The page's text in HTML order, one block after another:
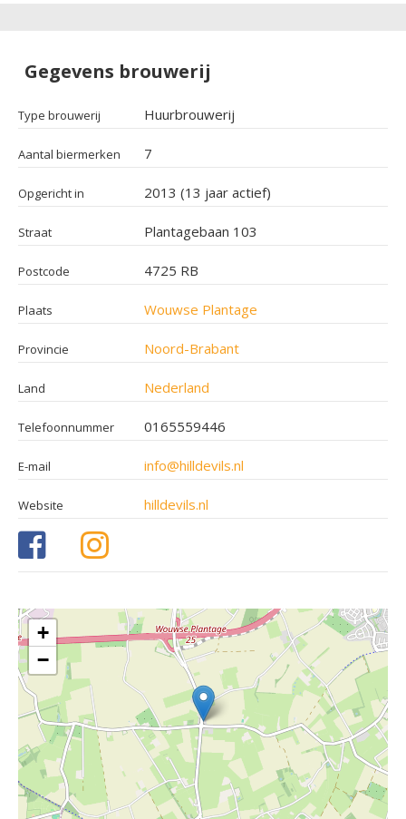
Gegevens brouwerij
Type brouwerij Huurbrouwerij
Aantal biermerken 7
Opgericht in 2013 (13 jaar actief)
Straat Plantagebaan 103
Postcode 4725 RB
Plaats Wouwse Plantage
Provincie Noord-Brabant
Land Nederland
Telefoonnummer 0165559446
E-mail info@hilldevils.nl
Website hilldevils.nl
+
−